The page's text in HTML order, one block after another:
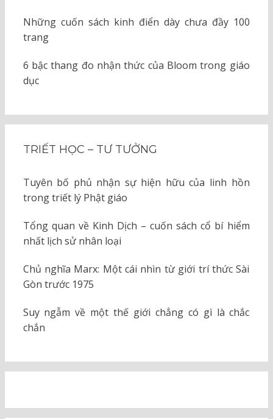
Những cuốn sách kinh điển dày chưa đầy 100
trang
6 bậc thang đo nhận thức của Bloom trong giáo
dục
TRIẾT HỌC – TƯ TƯỞNG
Tuyên bố phủ nhận sự hiện hữu của linh hồn
trong triết lý Phật giáo
Tổng quan về Kinh Dịch – cuốn sách cổ bí hiểm
nhất lịch sử nhân loại
Chủ nghĩa Marx: Một cái nhìn từ giới trí thức Sài
Gòn trước 1975
Suy ngẫm về một thế giới chẳng có gì là chắc
chắn